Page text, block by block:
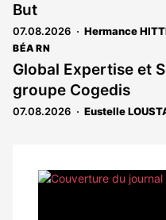
But
07.08.2026 Hermance
BÉARN
Global Expertise et
groupe Cogedis
07.08.2026 Eustelle
Notre